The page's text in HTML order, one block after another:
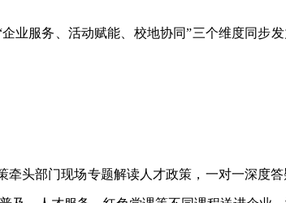
企业服务、活动赋能、校地协同”三个维度同步
牵头部门现场专题解读人才政策，一对一深度